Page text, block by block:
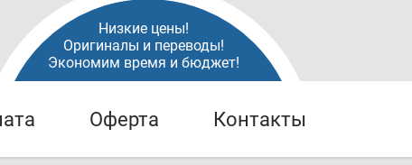
Низкие цены!
Оригиналы и переводы!
Экономим время и бюджет!
Оферта Контакты